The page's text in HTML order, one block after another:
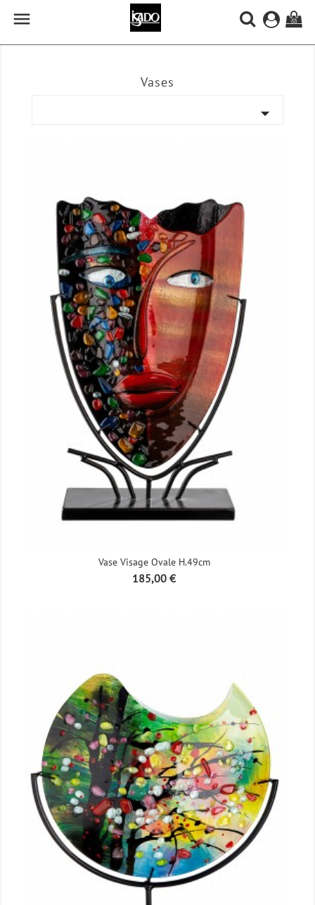
 (0)
Vases

Vase Visage Ovale H.49cm
Prix
185,00 €